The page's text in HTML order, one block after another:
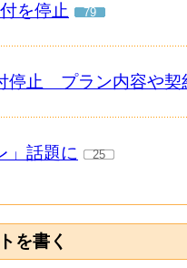
を停止 79
停止 プラン内容や契
」話題に 25
を書く